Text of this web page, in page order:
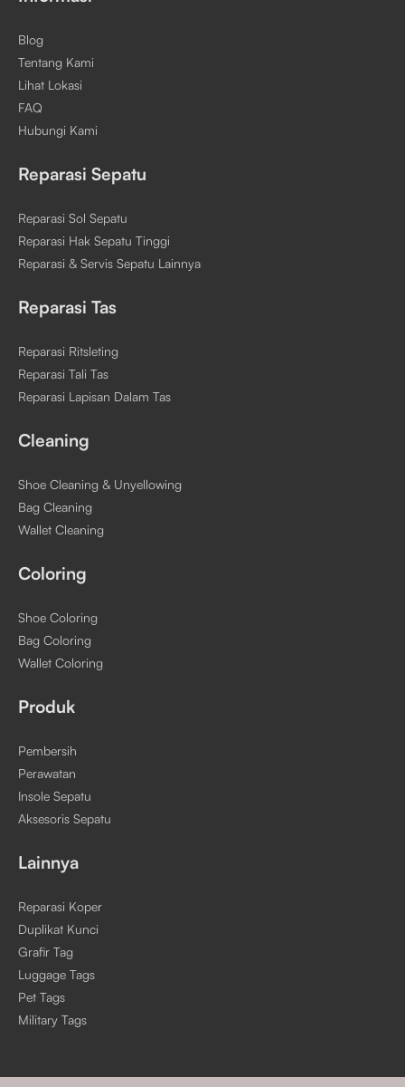
Blog
Tentang Kami
Lihat Lokasi
FAQ
Hubungi Kami
Reparasi Sepatu
Reparasi Sol Sepatu
Reparasi Hak Sepatu Tinggi
Reparasi & Servis Sepatu Lainnya
Reparasi Tas
Reparasi Ritsleting
Reparasi Tali Tas
Reparasi Lapisan Dalam Tas
Cleaning
Shoe Cleaning & Unyellowing
Bag Cleaning
Wallet Cleaning
Coloring
Shoe Coloring
Bag Coloring
Wallet Coloring
Produk
Pembersih
Perawatan
Insole Sepatu
Aksesoris Sepatu
Lainnya
Reparasi Koper
Duplikat Kunci
Grafir Tag
Luggage Tags
Pet Tags
Military Tags